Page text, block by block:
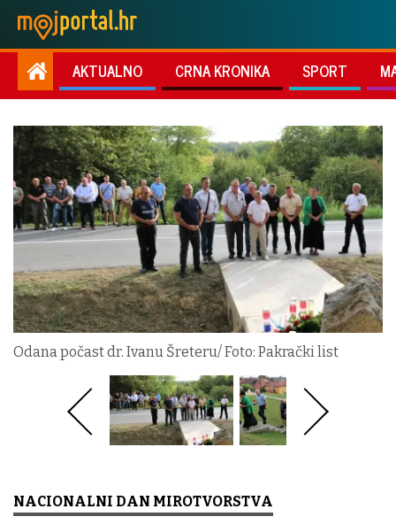
AKTUALNO CRNA KRONIKA SPORT
Odana počast dr. Ivanu Šreteru/ Foto: Pakrački list
NACIONALNI DAN MIROTVORSTVA